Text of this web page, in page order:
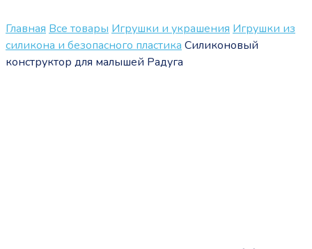
Главная Все товары Игрушки и украшения Игрушки из
силикона и безопасного пластика Силиконовый
конструктор для малышей Радуга